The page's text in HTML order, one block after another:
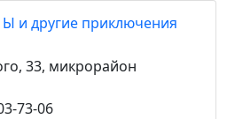
и другие приключения
33, микрорайон
73-06